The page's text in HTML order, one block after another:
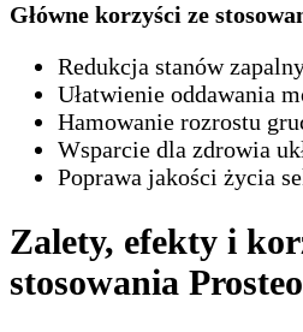
Główne korzyści ze
Redukcja stanów
Ułatwienie oddawania
Hamowanie rozrostu
Wsparcie dla zdrowia
Poprawa jakości życia
Zalety, efekty i
stosowania Prosteo